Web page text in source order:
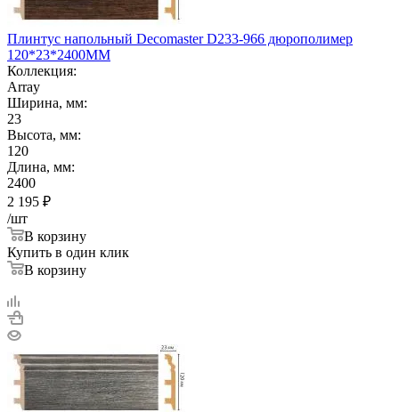
Плинтус напольный Decomaster D233-966 дюрополимер
120*23*2400ММ
Коллекция:
Array
Ширина, мм:
23
Высота, мм:
120
Длина, мм:
2400
2 195 ₽
/шт
В корзину
Купить в один клик
В корзину